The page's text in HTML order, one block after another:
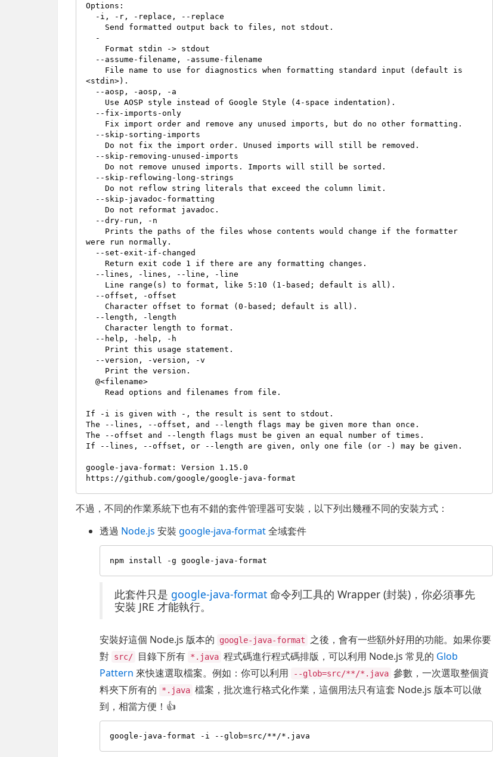
Options:
<stdin>).
    Do not fix the import order. Unused imports will still be removed.
    Do not remove unused imports. Imports will still be sorted.
    Do not reflow string literals that exceed the column limit.
    Do not reformat javadoc.
were run normally.
    Return exit code 1 if there are any formatting changes.
    Character offset to format (0-based; default is all).
    Character length to format.
  @<filename>
    Read options and filenames from file.
If -i is given with -, the result is sent to stdout.
The --lines, --offset, and --length flags may be given more than once.
The --offset and --length flags must be given an equal number of times.
If --lines, --offset, or --length are given, only one file (or -) may be given.
google-java-format: Version 1.15.0
不過，不同的作業系統下也有不錯的套件管理器可安裝，以下列出幾種不同的安裝方式：
透過 Node.js 安裝google-java-format全域套件
此套件只是 google-java-format 命令列工具的 Wrapper (封裝)，你必須事先
安裝 JRE 才能執行。
安裝好這個 Node.js 版本的 google-java-format
之後，會有一些額外好用的功能。如果你要
對 src/ 目錄下所有 *.java 程式碼進行程式碼排版，可以利用 Node.js 常見的 Glob
Pattern 來快速選取檔案。例如：你可以利用 --glob=src/**/*.java 參數，一次選取整個資
料夾下所有的
*.java 檔案，批次進行格式化作業，這個用法只有這套 Node.js 版本可以做
到，相當方便！👍